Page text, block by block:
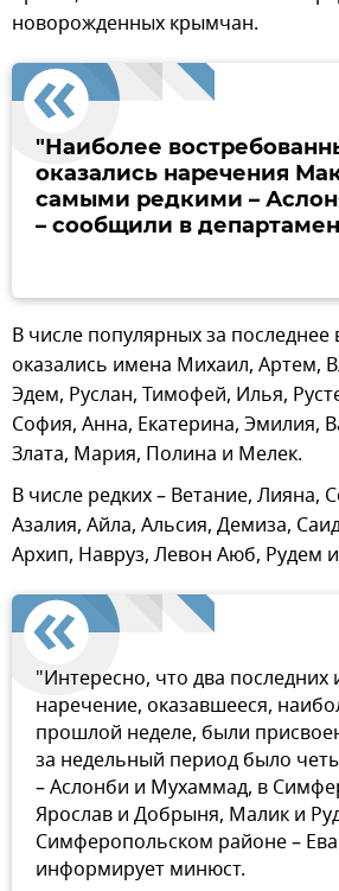
новорожденных крымчан.
"Наиболее
оказались наречения
самыми редкими –
– сообщили в
В числе популярных за последнее
оказались имена Михаил, Артем,
Эдем, Руслан, Тимофей, Илья,
София, Анна, Екатерина, Эмилия,
Злата, Мария, Полина и Мелек.
В числе редких – Ветание, Лияна,
Азалия, Айла, Альсия, Демиза,
Архип, Навруз, Левон Аюб, Рудем
"Интересно, что два последних
наречение, оказавшееся,
прошлой неделе, были
за недельный период было
– Аслонби и Мухаммад, в
Ярослав и Добрыня, Малик и
Симферопольском районе –
информирует минюст.